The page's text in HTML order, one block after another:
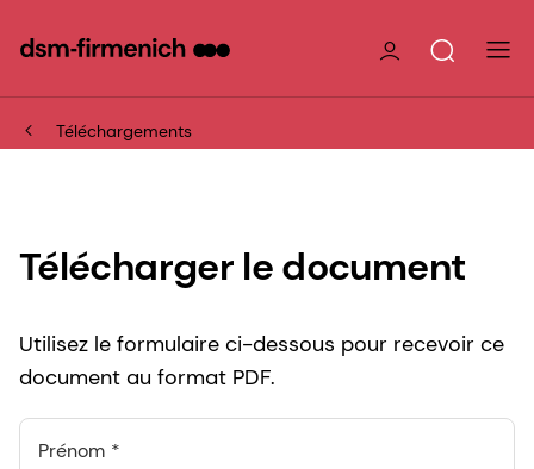
Téléchargements
Télécharger le document
Utilisez le formulaire ci-dessous pour recevoir ce
document au format PDF.
Prénom